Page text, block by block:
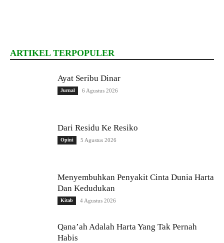
ARTIKEL TERPOPULER
Ayat Seribu Dinar
Jurnal 6 Agustus 2026
Dari Residu Ke Resiko
Opini 5 Agustus 2026
Menyembuhkan Penyakit Cinta Dunia Harta
Dan Kedudukan
Kitab 4 Agustus 2026
Qana’ah Adalah Harta Yang Tak Pernah
Habis